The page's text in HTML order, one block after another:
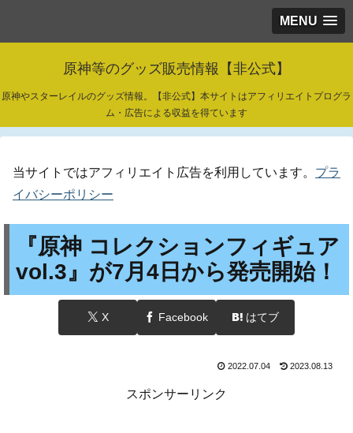
MENU
原神等のグッズ販売情報【非公式】
原神やスターレイルのグッズ情報。【非公式】本サイトはアフィリエイトプログラ
ム・広告による収益を得ています
当サイトではアフィリエイト広告を利用しています。 プラ
イバシーポリシー
『原神 コレクションフィギュア
vol.3』が7月4日から発売開始！
X Facebook はてブ
2022.07.04 2023.08.13
スポンサーリンク